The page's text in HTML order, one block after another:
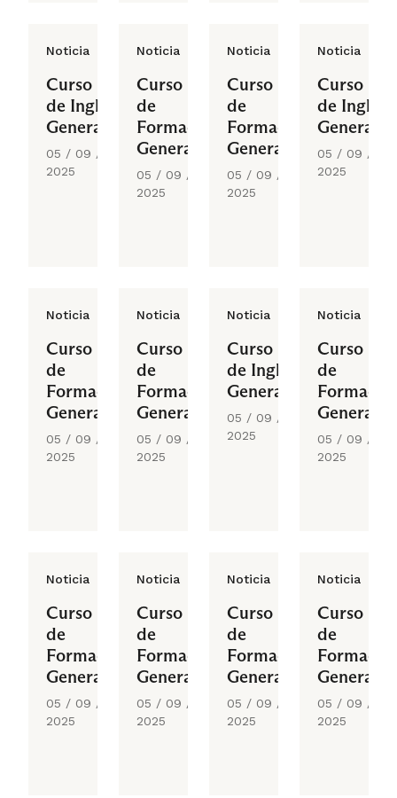
Noticia
Curso
de Inglés
General
05 / 09 /
2025
Noticia
Curso
de
Formación
General
05 / 09 /
2025
Noticia
Curso
de
Formación
General
05 / 09 /
2025
Noticia
Curso
de Inglés
General
05 / 09 /
2025
Noticia
Curso
de
Formación
General
05 / 09 /
2025
Noticia
Curso
de
Formación
General
05 / 09 /
2025
Noticia
Curso
de Inglés
General
05 / 09 /
2025
Noticia
Curso
de
General
05 / 09 /
2025
Noticia
Curso
de
Formación
General
05 / 09 /
2025
Noticia
Curso
de
Formación
General
05 / 09 /
2025
Noticia
Curso
de
Formación
General
05 / 09 /
2025
Noticia
Curso
de
General
05 / 09 /
2025